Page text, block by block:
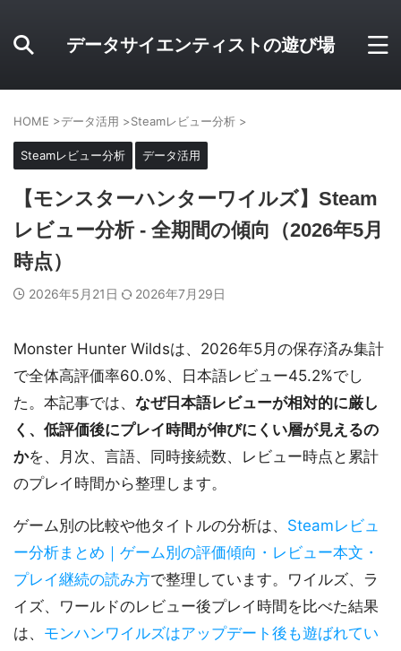
データサイエンティストの遊び場
HOME >データ活用 >Steamレビュー分析 >
Steamレビュー分析 データ活用
【モンスターハンターワイルズ】Steam
レビュー分析 - 全期間の傾向（2026年5月
時点）
2026年5月21日 2026年7月29日
Monster Hunter Wildsは、2026年5月の保存済み集計
で全体高評価率60.0%、日本語レビュー45.2%でし
た。本記事では、 なぜ日本語レビューが相対的に厳し
く、低評価後にプレイ時間が伸びにくい層が見えるの
かを、月次、言語、同時接続数、レビュー時点と累計
のプレイ時間から整理します。
ゲーム別の比較や他タイトルの分析は、 Steamレビュ
ー分析まとめ｜ゲーム別の評価傾向・レビュー本文・
プレイ継続の読み方で整理しています。ワイルズ、ラ
イズ、ワールドのレビュー後プレイ時間を比べた結果
は、 モンハンワイルズはアップデート後も遊ばれてい